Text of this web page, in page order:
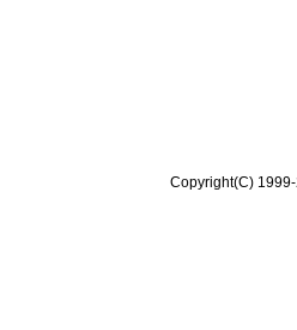
Copyright(C)